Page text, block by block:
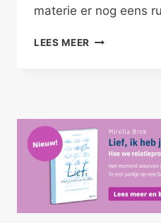
materie er nog eens
LEES MEER HET